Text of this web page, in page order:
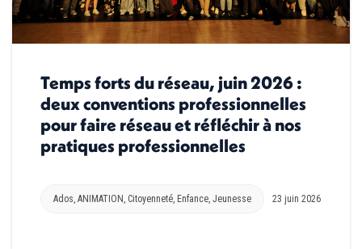
Temps forts du réseau, juin 2026 :
deux conventions professionnelles
pour faire réseau et réfléchir à nos
pratiques professionnelles
Ados, ANIMATION , Citoyenneté, Enfance, Jeunesse 23 juin 2026